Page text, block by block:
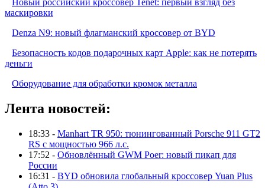
маскировки
Denza N9: новый флагманский кроссовер от BYD
Безопасность кодов подарочных карт Apple: как не потерять
деньги
Оборудование для обработки кромок металла
Лента новостей:
18:33 - Manhart TR 950: тюнингованный Porsche 911 GT2
RS с мощностью 966 л.с.
17:52 - Обновлённый GWM Poer: новый пикап для
России
16:31 - BYD обновила глобальный кроссовер Yuan Plus